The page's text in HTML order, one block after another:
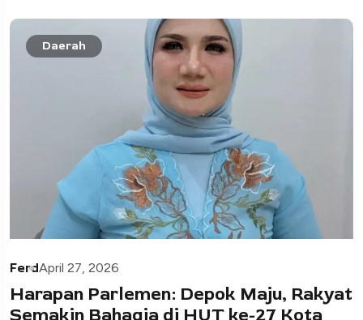
Daerah
FerdApril 27, 2026
Harapan Parlemen: Depok Maju, Rakyat
Semakin Bahagia di HUT ke-27 Kota